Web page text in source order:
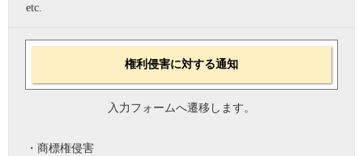
etc.
権利侵害に対する通知
入力フォームへ遷移します。
・商標権侵害